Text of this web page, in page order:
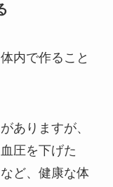
内で作ること
ありますが、
圧を下げた
ど、健康な体